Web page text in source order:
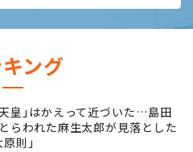
ング
皇｣はかえって近づいた…島田
らわれた麻生太郎が見落とした
則｣